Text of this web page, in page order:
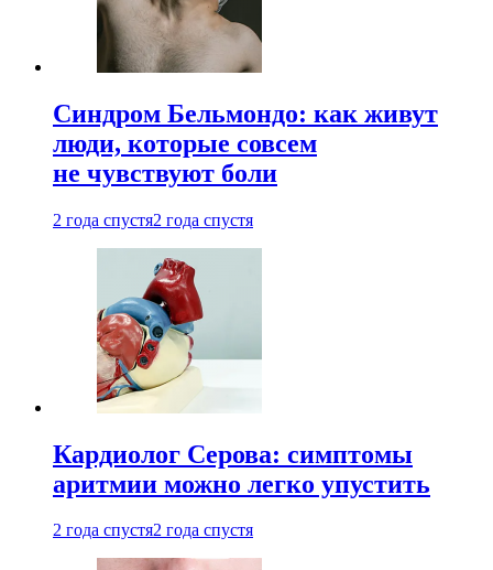
Синдром Бельмондо: как живут
люди, которые совсем
не чувствуют боли
2 года спустя2 года спустя
Кардиолог Серова: симптомы
аритмии можно легко упустить
2 года спустя2 года спустя